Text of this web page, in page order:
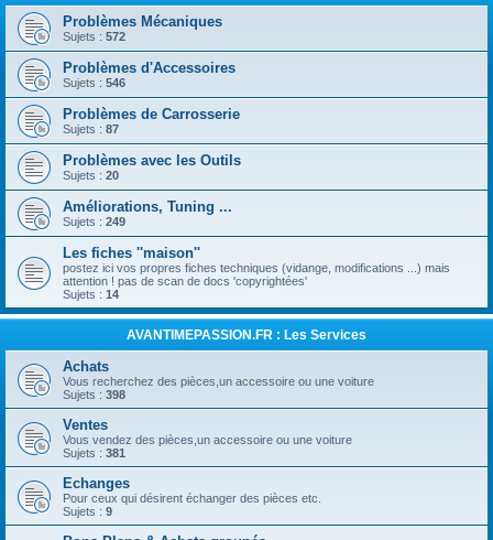
Problèmes Mécaniques
Sujets : 572
Problèmes d'Accessoires
Sujets : 546
Problèmes de Carrosserie
Sujets : 87
Problèmes avec les Outils
Sujets : 20
Améliorations, Tuning ...
Sujets : 249
Les fiches ''maison''
postez ici vos propres fiches techniques (vidange, modifications ...) mais
attention ! pas de scan de docs 'copyrightées'
Sujets : 14
AVANTIMEPASSION.FR : Les Services
Achats
Vous recherchez des pièces,un accessoire ou une voiture
Sujets : 398
Ventes
Vous vendez des pièces,un accessoire ou une voiture
Sujets : 381
Echanges
Pour ceux qui désirent échanger des pièces etc.
Sujets : 9